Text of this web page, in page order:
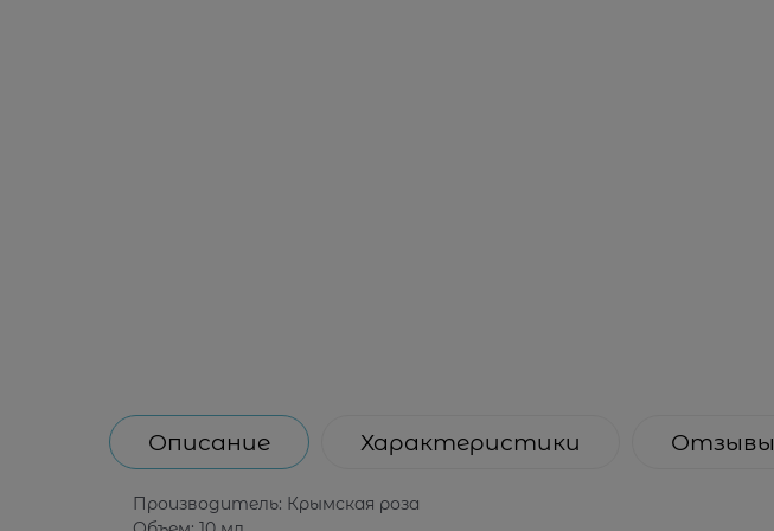
Описание Характеристики Отзывы
Производитель: Крымская роза